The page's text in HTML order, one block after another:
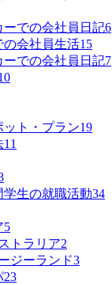
ーでの会社員日記6
の会社員生活15
ーでの会社員日記7
ット・プラン19
11
学生の就職活動34
5
トラリア2
ジーランド3
23